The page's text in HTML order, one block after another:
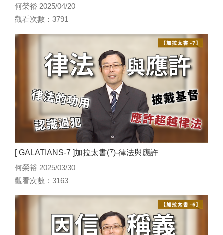
何榮裕 2025/04/20
觀看次數：3791
[ GALATIANS-7 ]加拉太書(7)-律法與應許
何榮裕 2025/03/30
觀看次數：3163